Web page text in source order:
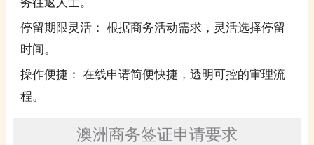
停留期限灵活： 根据商务活动需求，灵活选择停留
时间。
操作便捷： 在线申请简便快捷，透明可控的审理流
程。
澳洲商务签证申请要求